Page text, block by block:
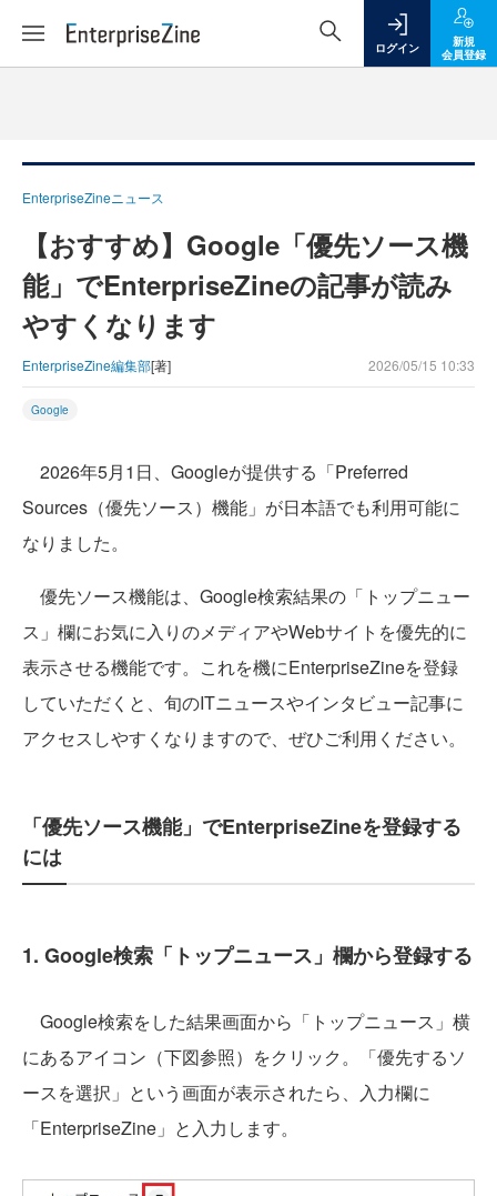
ログイン
新規
会員登録
EnterpriseZineニュース
【おすすめ】Google「優先ソース機
能」でEnterpriseZineの記事が読み
やすくなります
EnterpriseZine編集部[著] 2026/05/15 10:33
Google
2026年5月1日、Googleが提供する「Preferred
Sources（優先ソース）機能」が日本語でも利用可能に
なりました。
優先ソース機能は、Google検索結果の「トップニュー
ス」欄にお気に入りのメディアやWebサイトを優先的に
表示させる機能です。これを機にEnterpriseZineを登録
していただくと、旬のITニュースやインタビュー記事に
アクセスしやすくなりますので、ぜひご利用ください。
「優先ソース機能」でEnterpriseZineを登録する
には
1. Google検索「トップニュース」欄から登録する
Google検索をした結果画面から「トップニュース」横
にあるアイコン（下図参照）をクリック。「優先するソ
ースを選択」という画面が表示されたら、入力欄に
「EnterpriseZine」と入力します。